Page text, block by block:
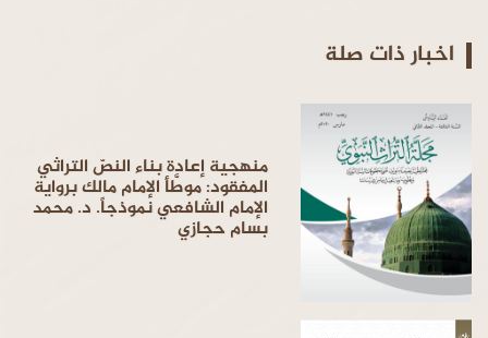
اخبار ذات صلة
منهجية إعادة بناء النصّ التراثي
المفقود: موطَّأ الإمام مالك برواية
الإمام الشافعي نموذجاً. د. محمد
بسام حجازي